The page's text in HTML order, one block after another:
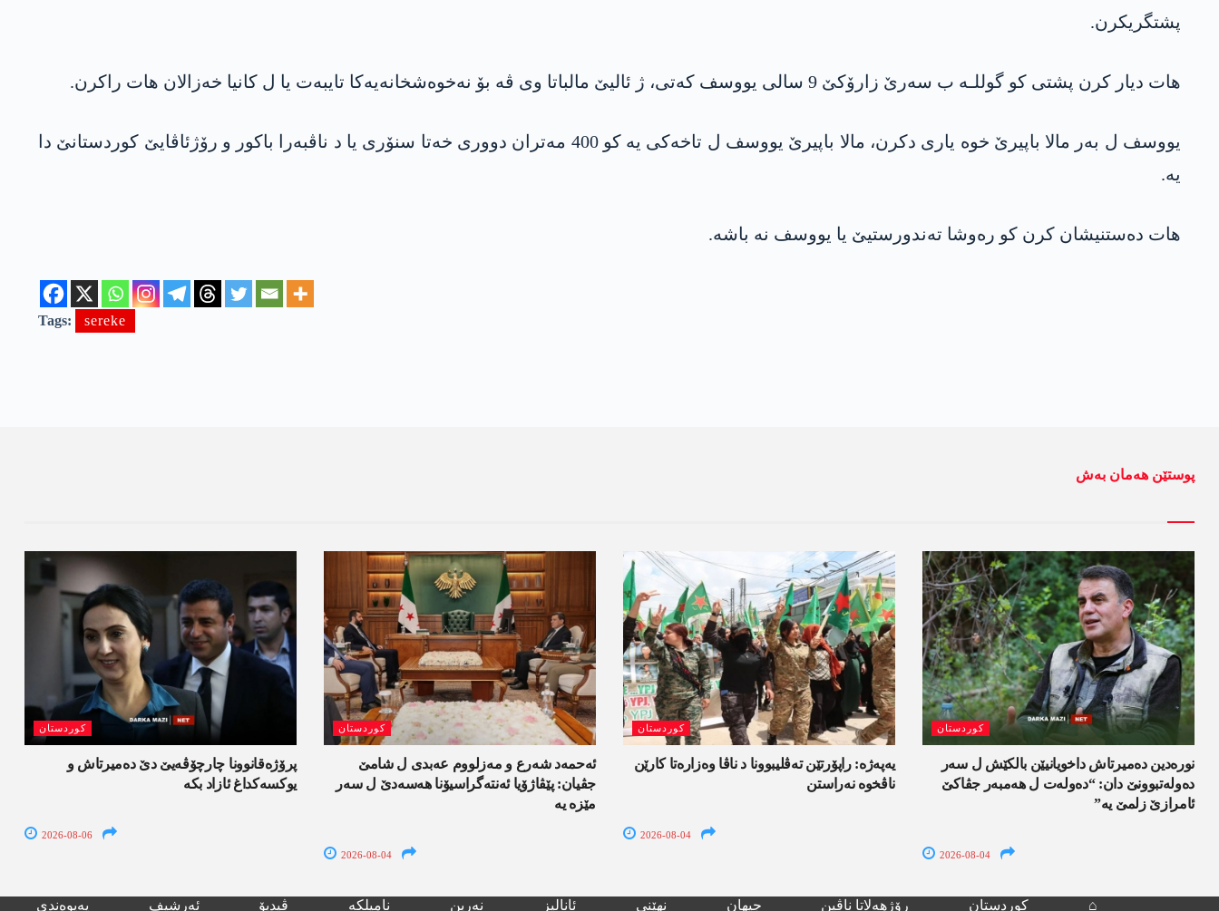
پشتگریکرن.
ھات دیار کرن پشتی کو گوللـە ب سەرێ زارۆکێ 9 سالی یووسف کەتی، ژ ئالیێ مالباتا وی ڤە بۆ نەخوەشخانەیەکا تایبەت یا ل کانیا خەزالان ھات راکرن.
یووسف ل بەر مالا باپیرێ خوە یاری دكرن، مالا باپیرێ یووسف ل تاخەکی یه‌ کو 400 مەتران دووری خەتا سنۆری یا د ناڤبەرا باکور و رۆژئاڤایێ کوردستانێ دا
یە.
ھات دەستنیشان کرن کو رەوشا تەندورستیێ یا یووسف نە باشە.
Tags: sereke
پوستێن ھەمان بەش
کوردستان
پرۆژەقانوونا چارچۆڤەیێ دێ دەمیرتاش و
یوکسەکداغ ئازاد بکە
2026-08-06
کوردستان
ئەحمەد شەرع و مەزلووم عەبدی ل شامێ
جڤیان: پێڤاژۆیا ئەنتەگراسیۆنا ھەسەدێ ل سەر
مێزە یە
2026-08-04
کوردستان
یەپەژە: راپۆرتێن تەڤلیبوونا د ناڤا وەزارەتا کارێن
ناڤخوە نەراستن
2026-08-04
کوردستان
نورەدین دەمیرتاش داخویانیێن بالکێش ل سەر
دەولەتبوونێ دان: “دەولەت ل ھەمبەر جڤاکێ
ئامرازێ زلمێ یە”
2026-08-04
پەیوەندی ئەرشیف ڤیدیۆ نامیلکە نەرین ئانالیز نھێنی جیھان رۆژھەلاتا ناڤین کوردستان ⌂